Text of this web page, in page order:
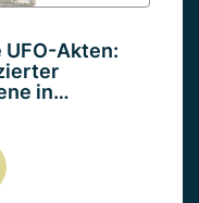
Akten:
in…